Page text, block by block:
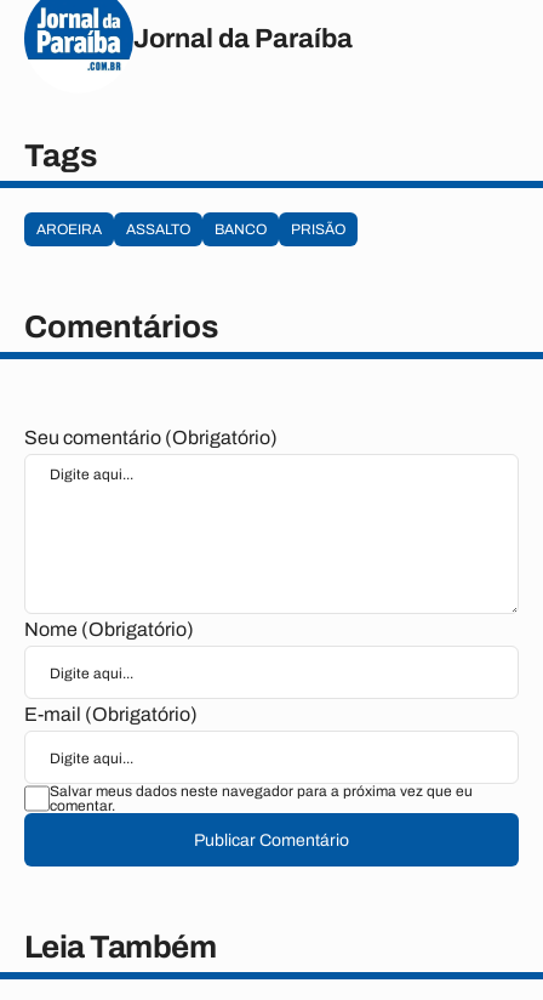
Jornal da Paraíba
Tags
AROEIRA ASSALTO BANCO PRISÃO
Comentários
Seu comentário (Obrigatório)
Nome (Obrigatório)
E-mail (Obrigatório)
Salvar meus dados neste navegador para a próxima vez que eu
comentar.
Publicar Comentário
Leia Também